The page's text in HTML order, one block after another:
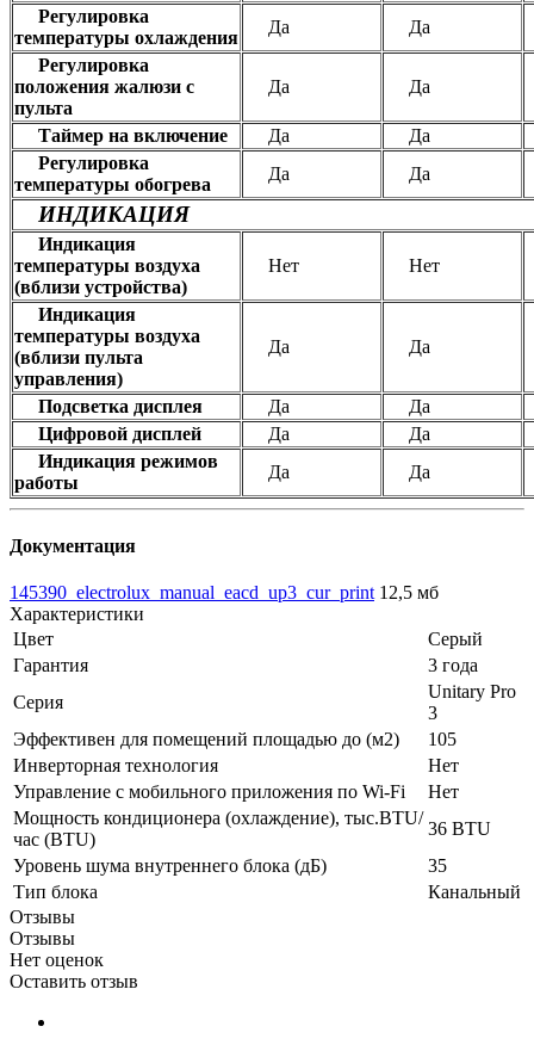
Регулировка
температуры охлаждения
Да Да
Регулировка
положения жалюзи с
пульта
Да Да
Таймер на включение Да Да
Регулировка
температуры обогрева
Да Да
ИНДИКАЦИЯ
Индикация
температуры воздуха
(вблизи устройства)
Нет Нет
Индикация
температуры воздуха
(вблизи пульта
управления)
Да Да
Подсветка дисплея Да Да
Цифровой дисплей
Да Да
Индикация режимов
работы
Да Да
Документация
145390_electrolux_manual_eacd_up3_cur_print 12,5 мб
Характеристики
Цвет
Серый
Гарантия
3 года
Серия
Unitary Pro
3
Эффективен для помещений площадью до (м2)
105
Инверторная технология
Нет
Управление c мобильного приложения по Wi-Fi
Нет
Мощность кондиционера (охлаждение), тыс.BTU/
час (BTU)
36 BTU
Уровень шума внутреннего блока (дБ)
35
Тип блока
Канальный
Отзывы
Отзывы
Нет оценок
Оставить отзыв